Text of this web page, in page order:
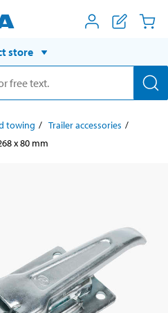
store
towing
Trailer accessories
x 80 mm